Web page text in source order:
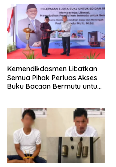
Kemendikdasmen Libatkan
Semua Pihak Perluas Akses
Buku Bacaan Bermutu untuk